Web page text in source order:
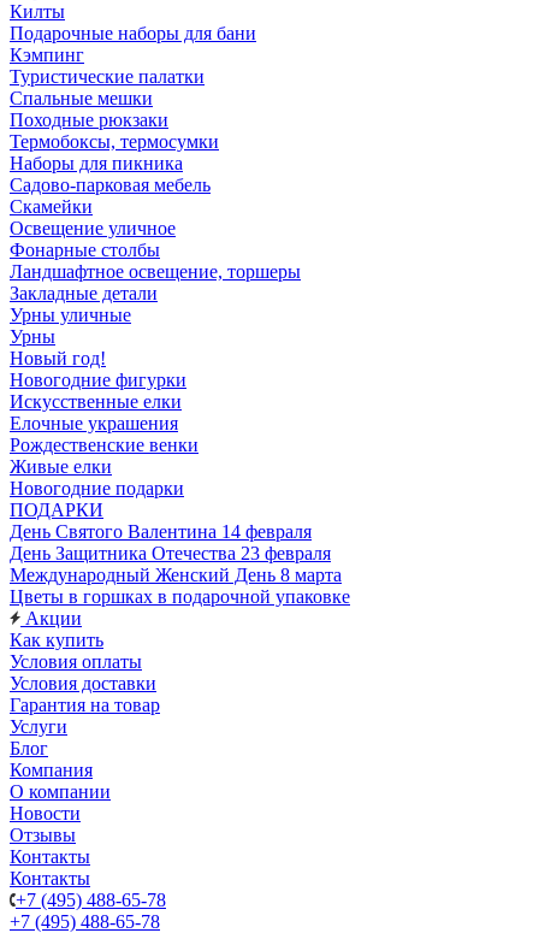
Килты
Подарочные наборы для бани
Кэмпинг
Туристические палатки
Спальные мешки
Походные рюкзаки
Термобоксы, термосумки
Наборы для пикника
Садово-парковая мебель
Скамейки
Освещение уличное
Фонарные столбы
Ландшафтное освещение, торшеры
Закладные детали
Урны уличные
Урны
Новый год!
Новогодние фигурки
Искусственные елки
Елочные украшения
Рождественские венки
Живые елки
Новогодние подарки
ПОДАРКИ
День Святого Валентина 14 февраля
День Защитника Отечества 23 февраля
Международный Женский День 8 марта
Цветы в горшках в подарочной упаковке
Акции
Как купить
Условия оплаты
Условия доставки
Гарантия на товар
Услуги
Блог
Компания
О компании
Новости
Отзывы
Контакты
Контакты
+7 (495) 488-65-78
+7 (495) 488-65-78